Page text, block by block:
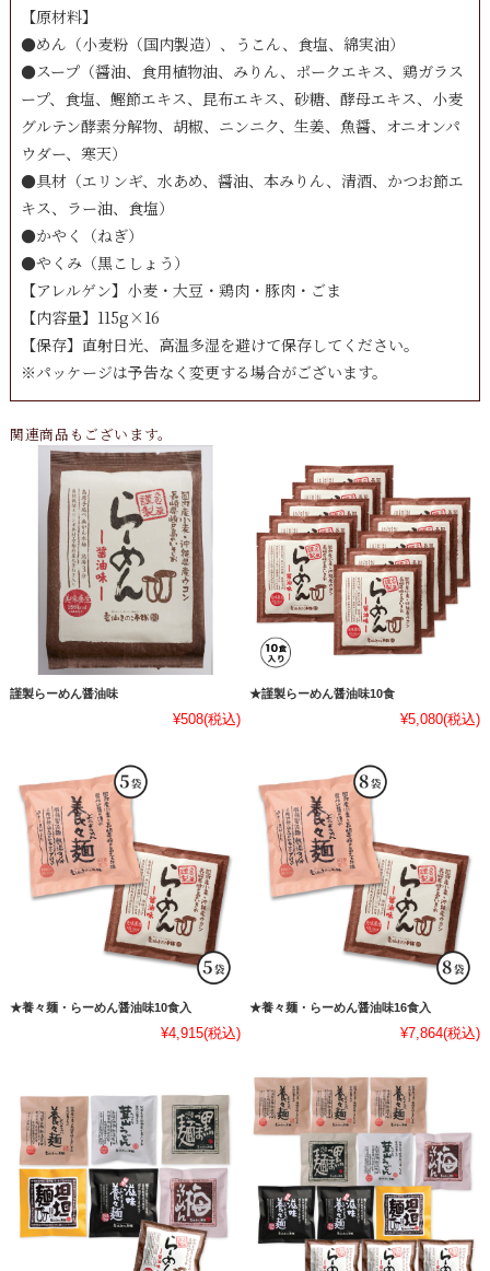
【原材料】
●めん（小麦粉（国内製造）、うこん、食塩、綿実油）
●スープ（醤油、食用植物油、みりん、ポークエキス、鶏ガラス
ープ、食塩、鰹節エキス、昆布エキス、砂糖、酵母エキス、小麦
グルテン酵素分解物、胡椒、ニンニク、生姜、魚醤、オニオンパ
ウダー、寒天）
●具材（エリンギ、水あめ、醤油、本みりん、清酒、かつお節エ
キス、ラー油、食塩）
●かやく（ねぎ）
●やくみ（黒こしょう）
【アレルゲン】小麦・大豆・鶏肉・豚肉・ごま
【内容量】115g×16
【保存】直射日光、高温多湿を避けて保存してください。
※パッケージは予告なく変更する場合がございます。
関連商品もございます。
謹製らーめん醤油味
¥508(税込)
★謹製らーめん醤油味10食
¥5,080(税込)
★養々麺・らーめん醤油味10食入
¥4,915(税込)
★養々麺・らーめん醤油味16食入
¥7,864(税込)